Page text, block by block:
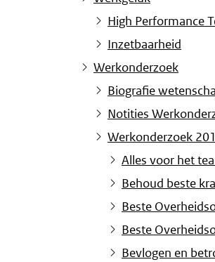
High Performance
Inzetbaarheid
Werkonderzoek
Biografie
Notities
Werkonderzoek
Alles voor het
Behoud beste
Beste
Beste
Bevlogen en